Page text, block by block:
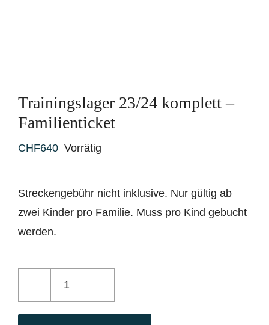
Trainingslager 23/24 komplett –
Familienticket
CHF640 Vorrätig
Streckengebühr nicht inklusive. Nur gültig ab
zwei Kinder pro Familie. Muss pro Kind gebucht
werden.
23/24